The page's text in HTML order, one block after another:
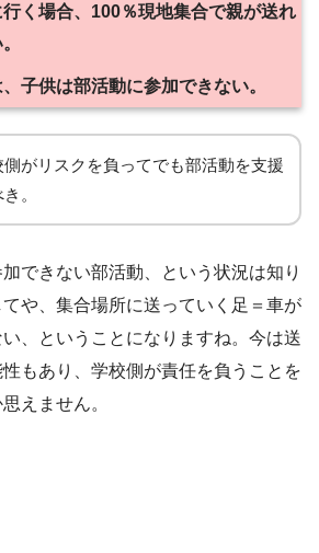
く場合、100％現地集合で親が送れ
子供は部活動に参加できない。
側がリスクを負ってでも部活動を支援
。
できない部活動、という状況は知り
や、集合場所に送っていく足＝車が
、ということになりますね。今は送
もあり、学校側が責任を負うことを
えません。